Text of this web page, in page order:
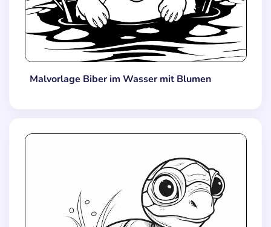
Malvorlage Biber im Wasser mit Blumen